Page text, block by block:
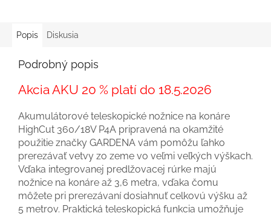
Popis Diskusia
Podrobný popis
Akcia AKU 20 % platí do 18.5.2026
Akumulátorové teleskopické nožnice na konáre
HighCut 360/18V P4A pripravená na okamžité
použitie značky GARDENA vám pomôžu ľahko
prerezávať vetvy zo zeme vo veľmi veľkých výškach.
Vďaka integrovanej predlžovacej rúrke majú
nožnice na konáre až 3,6 metra, vďaka čomu
môžete pri prerezávaní dosiahnuť celkovú výšku až
5 metrov. Praktická teleskopická funkcia umožňuje